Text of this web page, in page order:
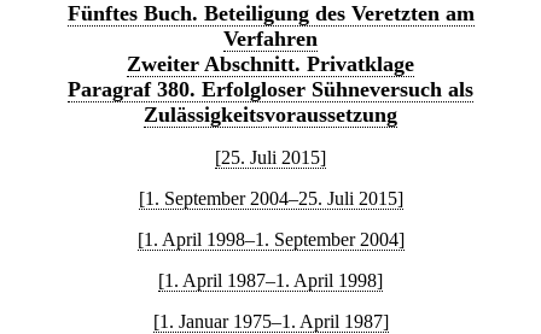
Fünftes Buch. Beteiligung des Veretzten am
Verfahren
Zweiter Abschnitt. Privatklage
Paragraf 380. Erfolgloser Sühneversuch als
Zulässigkeitsvoraussetzung
[25. Juli 2015]
[1. September 2004–25. Juli 2015]
[1. April 1998–1. September 2004]
[1. April 1987–1. April 1998]
[1. Januar 1975–1. April 1987]